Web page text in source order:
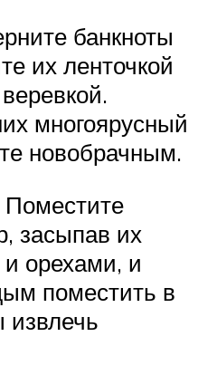
банкноты
их ленточкой
многоярусный
новобрачным.
засыпав их
орехами, и
поместить в
извлечь